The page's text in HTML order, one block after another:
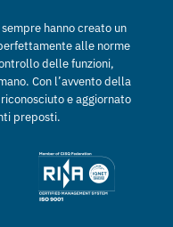
hanno creato un
alle norme
delle funzioni,
Con l’avvento della
e aggiornato
preposti.